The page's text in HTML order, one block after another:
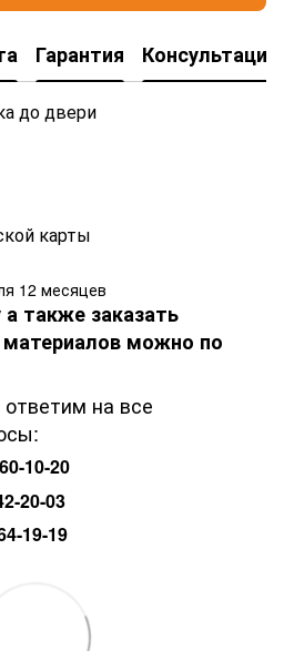
Гарантия Консультация
до двери
карты
12 месяцев
также заказать
можно по
на все
10-20
20-03
19-19